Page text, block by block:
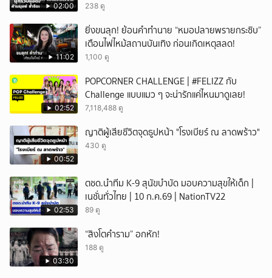
02:00 238 ดู
11:02
ยิ่งขนลุก! ย้อนคำทำนาย “หมอปลายพรายกระซิบ”
เตือนไฟไหม้สถานบันเทิง ก่อนเกิดเหตุสลด!
1,100 ดู
02:52
POPCORNER CHALLENGE | #FELIZZ กับ
Challenge แบบแมว ๆ จะน่ารักแค่ไหนมาดูเลย!
7,118,488 ดู
00:52
ญาติผู้เสียชีวิตจุดธูปหน้า "โรงเบียร์ ณ ลาดพร้าว"
430 ดู
02:53
ตชด.นำทีม K-9 สุนัขบำบัด มอบความสุขให้เด็ก |
เนชั่นทั่วไทย | 10 ก.ค.69 | NationTV22
89 ดู
03:30
“สิงโตคำราม” อกหัก!
188 ดู